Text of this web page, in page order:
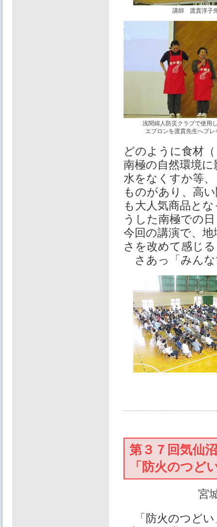
講師 渡貫淳子
浅間婦人防災クラブで使用
エプロンを渡貫先生へプレ
どのように食材
南極の自然環境
水をなくすか等
ものがあり、高
も大人気商品と
うした南極での
今回の講演で、
さを改めて感じ
さあっ「みん
第３７回気仙
「防火のつど
宮
「防火のつどい